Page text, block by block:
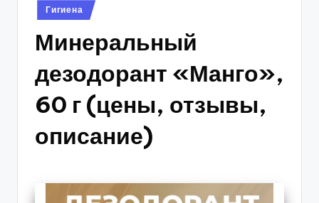
Опубликовано
в
Гигиена
Минеральный
дезодорант «Манго»,
60 г (цены, отзывы,
описание)